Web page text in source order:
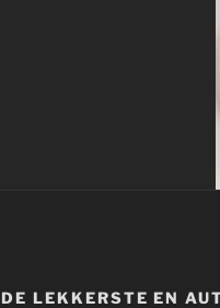
DE LEKKERSTE EN